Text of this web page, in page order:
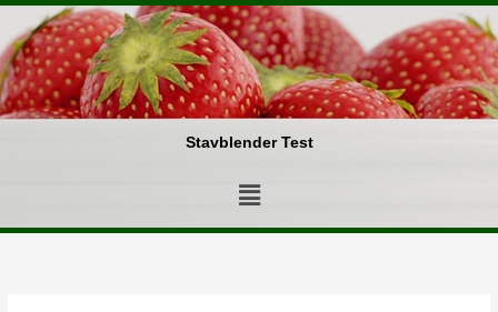
Gå
indholdet
Stavblender Test
Menu